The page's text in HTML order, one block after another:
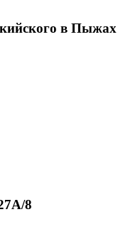
в Пыжах
8